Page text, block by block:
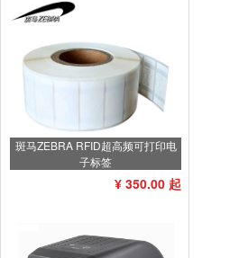
斑马ZEBRA RFID超高频可打印电
子标签
¥ 350.00 起